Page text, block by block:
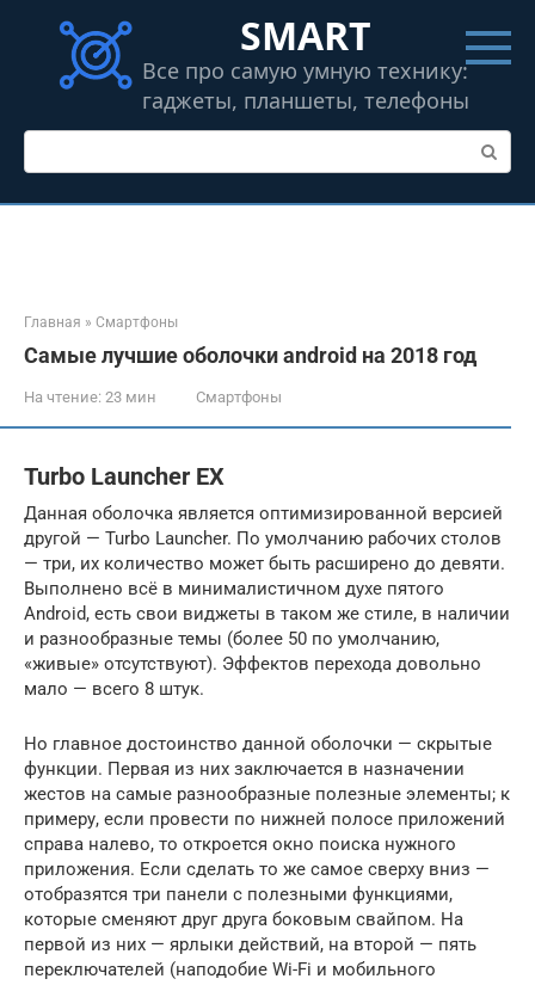
контенту
SMART
Все про самую умную технику:
гаджеты, планшеты, телефоны
Поиск:
Главная » Смартфоны
Самые лучшие оболочки android на 2018 год
На чтение: 23 мин Смартфоны
Turbo Launcher EX
Данная оболочка является оптимизированной версией
другой — Turbo Launcher. По умолчанию рабочих столов
— три, их количество может быть расширено до девяти.
Выполнено всё в минималистичном духе пятого
Android, есть свои виджеты в таком же стиле, в наличии
и разнообразные темы (более 50 по умолчанию,
«живые» отсутствуют). Эффектов перехода довольно
мало — всего 8 штук.
Но главное достоинство данной оболочки — скрытые
функции. Первая из них заключается в назначении
жестов на самые разнообразные полезные элементы; к
примеру, если провести по нижней полосе приложений
справа налево, то откроется окно поиска нужного
приложения. Если сделать то же самое сверху вниз —
отобразятся три панели с полезными функциями,
которые сменяют друг друга боковым свайпом. На
первой из них — ярлыки действий, на второй — пять
переключателей (наподобие Wi-Fi и мобильного